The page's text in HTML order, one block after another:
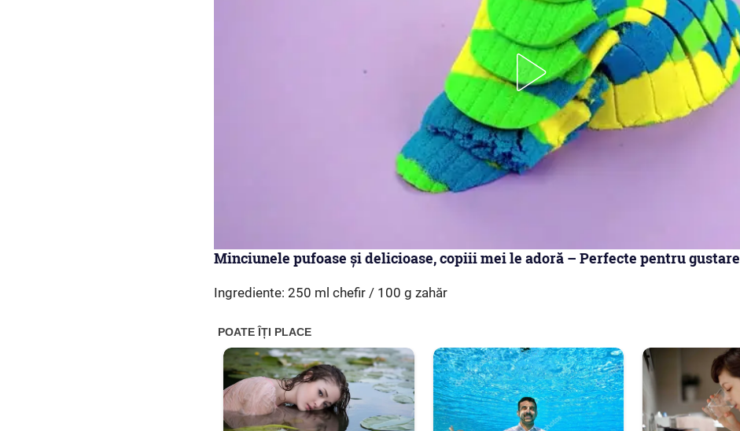
Minciunele pufoase și delicioase, copiii mei le adoră – Perfecte pentru gustare
Ingrediente: 250 ml chefir / 100 g zahăr